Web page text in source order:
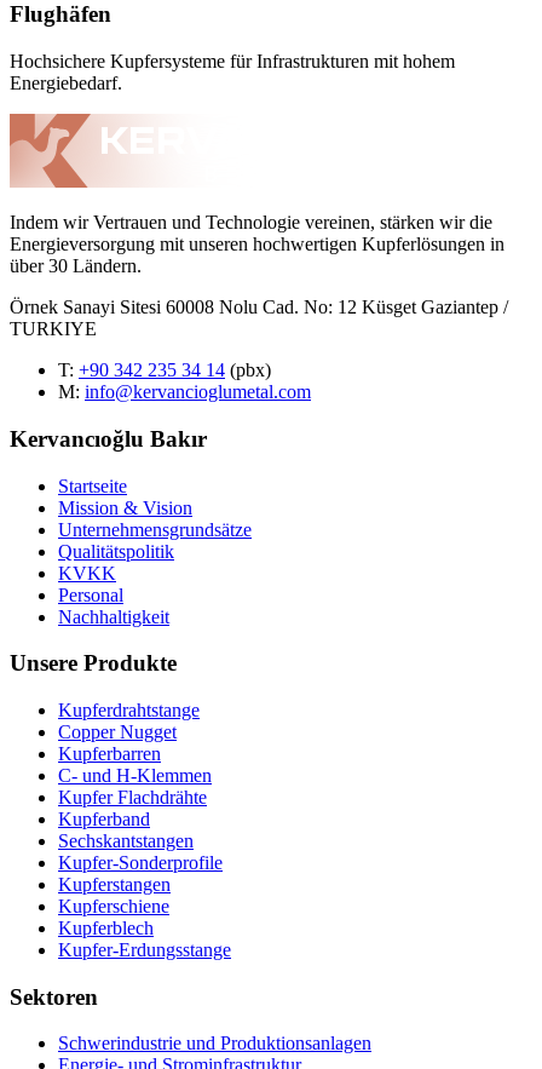
Flughäfen
Hochsichere Kupfersysteme für Infrastrukturen mit hohem
Energiebedarf.
Indem wir Vertrauen und Technologie vereinen, stärken wir die
Energieversorgung mit unseren hochwertigen Kupferlösungen in
über 30 Ländern.
Örnek Sanayi Sitesi 60008 Nolu Cad. No: 12 Küsget Gaziantep /
TURKIYE
T: +90 342 235 34 14 (pbx)
M: info@kervancioglumetal.com
Kervancıoğlu Bakır
Startseite
Mission & Vision
Unternehmensgrundsätze
Qualitätspolitik
KVKK
Personal
Nachhaltigkeit
Unsere Produkte
Kupferdrahtstange
Copper Nugget
Kupferbarren
C- und H-Klemmen
Kupfer Flachdrähte
Kupferband
Sechskantstangen
Kupfer-Sonderprofile
Kupferstangen
Kupferschiene
Kupferblech
Kupfer-Erdungsstange
Sektoren
Schwerindustrie und Produktionsanlagen